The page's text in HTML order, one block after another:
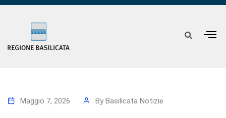
Maggio 7, 2026 By Basilicata Notizie